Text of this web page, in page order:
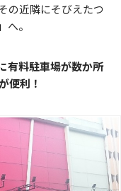
の近隣にそびえたつ
。
有料駐車場が数か所
便利！